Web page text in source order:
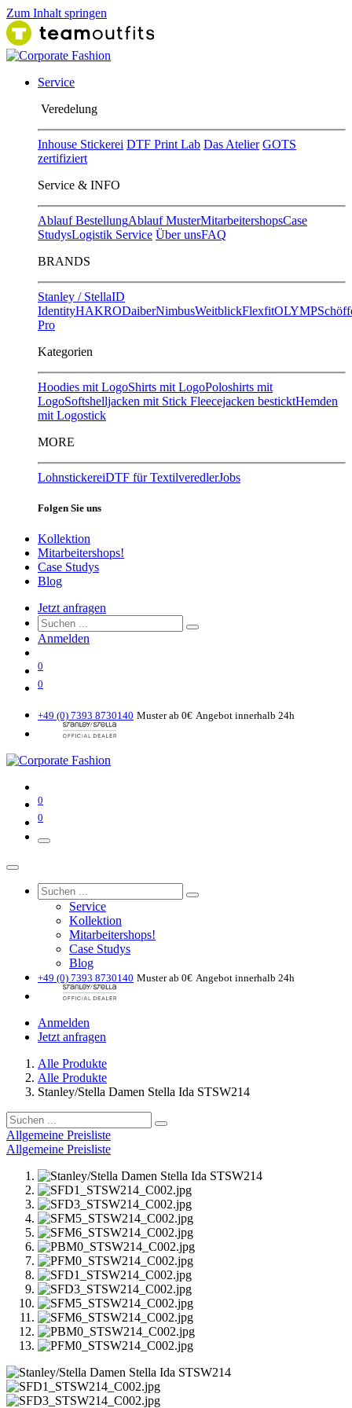
Zum Inhalt springen
Service
Ver​edelung
Inhouse Stickerei DTF Print Lab Das Atelier GOTS
zertifiziert
Service & INFO
Ablauf BestellungAblauf MusterMitarbeitershopsCase
StudysLogistik Service Über unsFAQ
BRANDS
Stanley / StellaID
IdentityHAKRODaiberNimbusWeitblickFlexfitOLYMP
Pro
Kategorien
Hoodies mit LogoShirts mit LogoPoloshirts mit
LogoSoftshelljacken mit Stick Fleecejacken besticktHemden
mit Logostick
MORE
LohnstickereiDTF für TextilveredlerJobs
Folgen Sie uns
Kollektion
Mitarbeitershops!
Case Studys
Blog
Jetzt anfragen
Anmelden
0
0
+49 (0) 7393 8730140 Muster ab 0€ Angebot innerhalb 24h
0
0
Service
Kollektion
Mitarbeitershops!
Case Studys
Blog
+49 (0) 7393 8730140 Muster ab 0€ Angebot innerhalb 24h
Anmelden
Jetzt anfragen
Alle Produkte
Alle Produkte
Stanley/Stella Damen Stella Ida STSW214
Allgemeine Preisliste
Allgemeine Preisliste